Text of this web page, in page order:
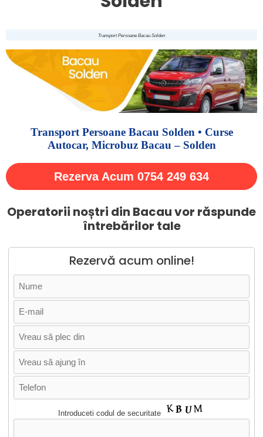
Transport Persoane Bacau Solden
Transport Persoane Bacau Solden • Curse
Autocar, Microbuz Bacau – Solden
Rezerva Acum 0754 249 634
Operatorii noștri din Bacau vor răspunde
întrebărilor tale
Rezervă acum online!
Introduceti codul de securitate